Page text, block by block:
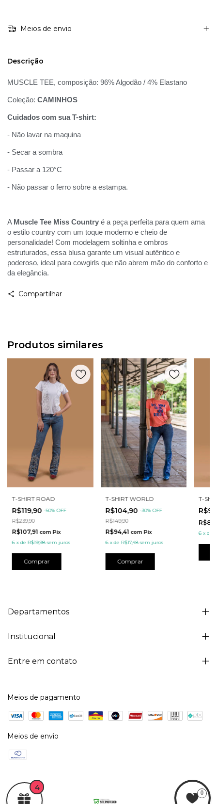
Meios de envio
Descrição
MUSCLE TEE, composição: 96% Algodão / 4% Elastano
Coleção: CAMINHOS
Cuidados com sua T-shirt:
- Não lavar na maquina
- Secar a sombra
- Passar a 120°C
- Não passar o ferro sobre a estampa.
A Muscle Tee Miss Country é a peça perfeita para quem ama
o estilo country com um toque moderno e cheio de
personalidade! Com modelagem soltinha e ombros
estruturados, essa blusa garante um visual autêntico e
poderoso, ideal para cowgirls que não abrem mão do conforto e
da elegância.
Compartilhar
Produtos similares
T-SHIRT ROAD
R$119,90 -50%OFF
R$239,90
R$107,91 com Pix
6 xde R$19,98 sem juros
Comprar
T-SHIRT WORLD
R$104,90 -30%OFF
R$149,90
R$94,41 com Pix
6 xde R$17,48 sem juros
Comprar
T-
6 x de
Departamentos
Institucional
Entre em contato
Meios de pagamento
Meios de envio
4
0